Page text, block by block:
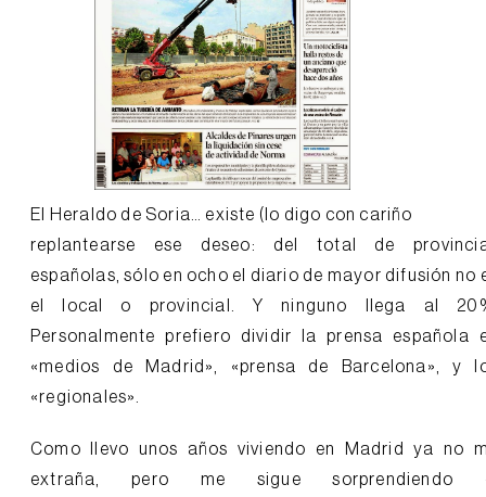
El Heraldo de Soria… existe (lo digo con cariño
replantearse ese deseo: del total de
españolas, sólo en ocho el diario de mayor difusión no
el local o provincial. Y ninguno llega al
Personalmente prefiero dividir la prensa española
«medios de Madrid», «prensa de Barcelona», y
«regionales».
Como llevo unos años viviendo en Madrid ya no
extraña, pero me sigue sorprendiendo